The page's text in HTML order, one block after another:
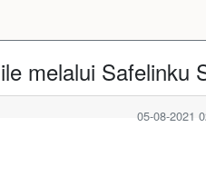
melalui Safelinku
05-08-2021